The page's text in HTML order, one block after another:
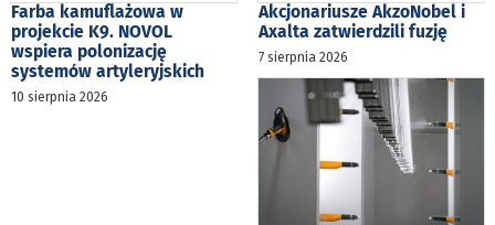
Farba kamuflażowa w
projekcie K9. NOVOL
wspiera polonizację
systemów artyleryjskich
10 sierpnia 2026
Akcjonariusze AkzoNobel i
Axalta zatwierdzili fuzję
7 sierpnia 2026